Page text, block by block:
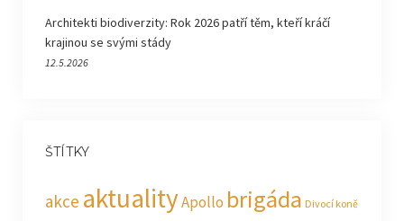
Architekti biodiverzity: Rok 2026 patří těm, kteří kráčí
krajinou se svými stády
12.5.2026
ŠTÍTKY
akce aktualityApollo brigáda Divocí koně